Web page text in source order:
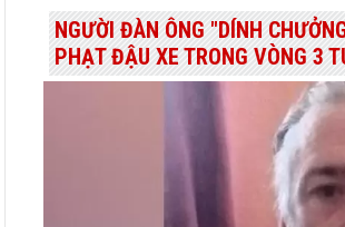
NGƯỜI ĐÀN ÔNG "DÍNH
PHẠT ĐẬU XE TRONG VÒNG 3